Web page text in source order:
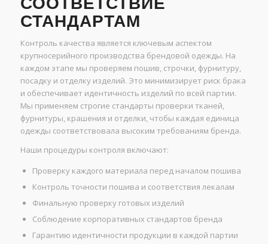
СТАНДАРТАМ
Контроль качества является ключевым аспектом
крупносерийного производства брендовой одежды. На
каждом этапе мы проверяем пошив, строчки, фурнитуру,
посадку и отделку изделий. Это минимизирует риск брака
и обеспечивает идентичность изделий по всей партии.
Мы применяем строгие стандарты проверки тканей,
фурнитуры, крашения и отделки, чтобы каждая единица
одежды соответствовала высоким требованиям бренда.
Наши процедуры контроля включают:
Проверку каждого материала перед началом пошива
Контроль точности пошива и соответствия лекалам
Финальную проверку готовых изделий
Соблюдение корпоративных стандартов бренда
Гарантию идентичности продукции в каждой партии